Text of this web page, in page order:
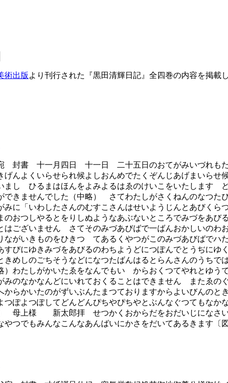
術出版 より刊行された『黒田清輝日記』全四巻の内容を掲載
書 十一月四日 十一日 二十五日のおてがみいづれもた
げんよくいらせられ候よしおんめでたくぞんじあげまいら
まし ひるまはほんをよみよるはゑのけいこをいたします
できませんでした（中略） さてわたしがさくねんのなつた
みに「いわしたさんのむすこさんはせいようじんとあびく
おつしやるとをりしぬようなあぶないところでみづをあび
はございません さてそのみづあびばで一ばんおかしいの
ながいきものをひきつゝてあるくやつがこのみづあびばで
すびにゆきみづをあびるのわちようどにつぽんでとうぢ
きめしのごちそうなどになつたばんはるとらんさんのうち
）わたしがかいたゑをなんでもいゝからおくつてやれとゆ
みのなかなんどにいれておくることはできません またゑ
からかいたのがずいぶんたまつておりますからよいびんの
ぽよつぽしてどんどんぴちやぴちやとぶんなぐつてもな
母上様 新太郎拝 せつかくおからだをおだいじになさ
つでもみんなこんなあんばいにかさをだいてあるきます〔図